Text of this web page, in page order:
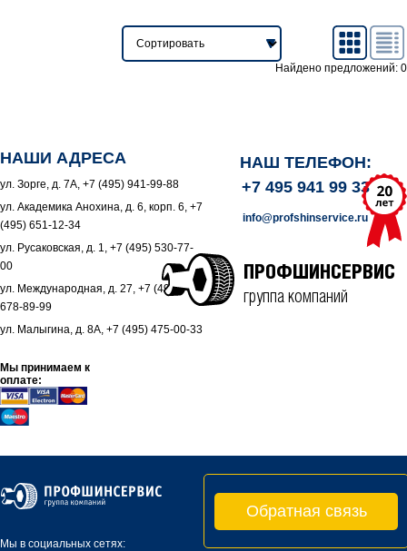
Найдено предложений: 0
НАШИ АДРЕСА
ул. Зорге, д. 7А, +7 (495) 941-99-88
ул. Академика Анохина, д. 6, корп. 6, +7
(495) 651-12-34
ул. Русаковская, д. 1, +7 (495) 530-77-
00
ул. Международная, д. 27, +7 (495)
678-89-99
ул. Малыгина, д. 8А, +7 (495) 475-00-33
Мы принимаем к
оплате:
НАШ ТЕЛЕФОН:
+7 495 941 99 33
info@profshinservice.ru
ПРОФШИНСЕРВИС
группа компаний
Мы в социальных сетях:
Обратная связь